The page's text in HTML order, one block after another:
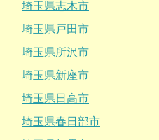
埼玉県志木市
埼玉県戸田市
埼玉県所沢市
埼玉県新座市
埼玉県日高市
埼玉県春日部市